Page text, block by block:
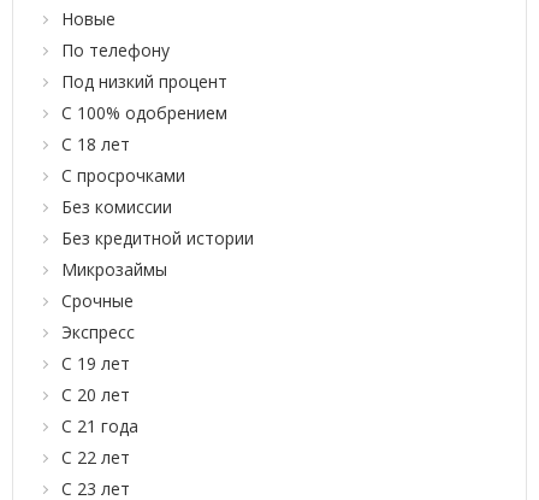
Новые
По телефону
Под низкий процент
С 100% одобрением
С 18 лет
С просрочками
Без комиссии
Без кредитной истории
Микрозаймы
Срочные
Экспресс
С 19 лет
С 20 лет
С 21 года
С 22 лет
С 23 лет